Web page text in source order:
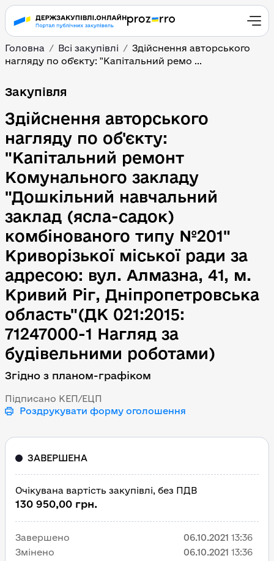
Головна Всі закупівлі
Здійснення авторського
нагляду по об'єкту: "Капітальний ремо ...
Здійснення
Закупівля
Здійснення авторського
нагляду по об'єкту:
"Капітальний ремонт
Комунального закладу
"Дошкільний навчальний
заклад (ясла-садок)
комбінованого типу №201"
Криворізької міської ради за
адресою: вул. Алмазна, 41, м.
Кривий Ріг, Дніпропетровська
область"(ДК 021:2015:
71247000-1 Нагляд за
Згідно з планом-графіком
Підписано КЕП/ЕЦП
Роздрукувати форму оголошення
ЗАВЕРШЕНА
Очікувана вартість закупівлі, без ПДВ
130 950,00 грн.
Завершено 06.10.2021 13:36
Змінено
06.10.2021 13:36